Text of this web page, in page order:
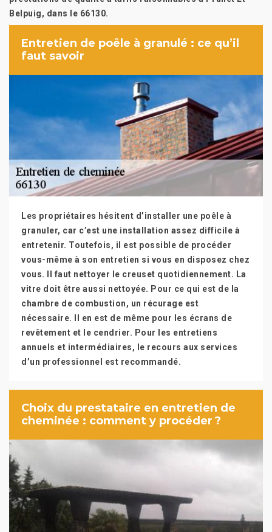
Belpuig, dans le 66130.
Entretien de poêle à granulé : ce qu’il
faut savoir
Les propriétaires hésitent d’installer une poêle à
granuler, car c’est une installation assez difficile à
entretenir. Toutefois, il est possible de procéder
vous-même à son entretien si vous en disposez chez
vous. Il faut nettoyer le creuset quotidiennement. La
vitre doit être aussi nettoyée. Pour ce qui est de la
chambre de combustion, un récurage est
nécessaire. Il en est de même pour les écrans de
revêtement et le cendrier. Pour les entretiens
annuels et intermédiaires, le recours aux services
d’un professionnel est recommandé.
Choix du prestataire en entretien de
cheminée : comment y procéder ?